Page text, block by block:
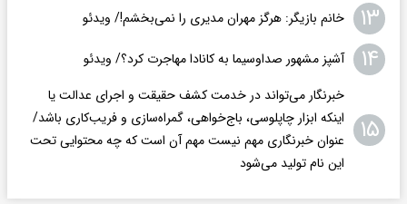
۱۳ خانم بازیگر: هرگز مهران مدیری را نمی‌بخشم!/ ویدئو
۱۴ آشپز مشهور صداوسیما به کانادا مهاجرت کرد؟/ ویدئو
۱۵
خبرنگار می‌تواند در خدمت کشف حقیقت و اجرای عدالت یا
اینکه ابزار چاپلوسی، باج‌خواهی، گمراه‌سازی و فریب‌کاری باشد/
عنوان خبرنگاری مهم نیست مهم آن است که چه محتوایی تحت
این نام تولید می‌شود